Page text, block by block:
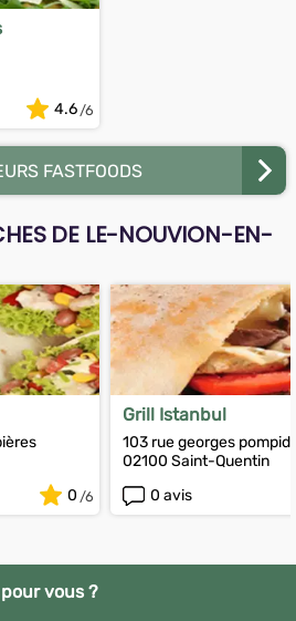
4.6
FASTFOODS
DE LE-NOUVION-EN-
0
Grill Istanbul
103 rue georges
02100 Saint-Quentin
0 avis
vous ?